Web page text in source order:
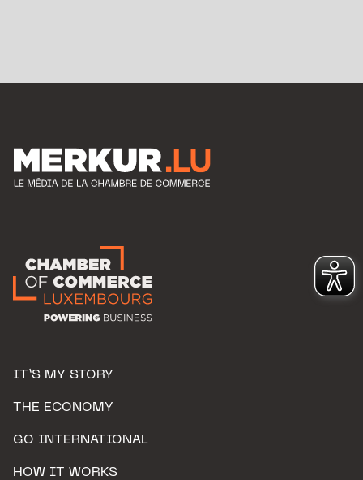
IT’S MY STORY
THE ECONOMY
GO INTERNATIONAL
HOW IT WORKS